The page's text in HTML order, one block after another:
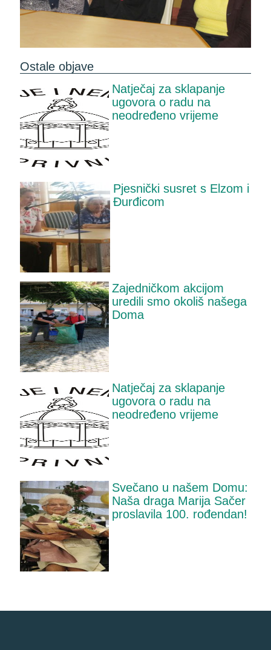
Ostale objave
Natječaj za sklapanje
ugovora o radu na
neodređeno vrijeme
Pjesnički susret s Elzom i
Đurđicom
Zajedničkom akcijom
uredili smo okoliš našega
Doma
Natječaj za sklapanje
ugovora o radu na
neodređeno vrijeme
Svečano u našem Domu:
Naša draga Marija Sačer
proslavila 100. rođendan!